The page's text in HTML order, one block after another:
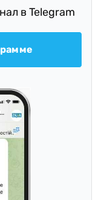
в Telegram